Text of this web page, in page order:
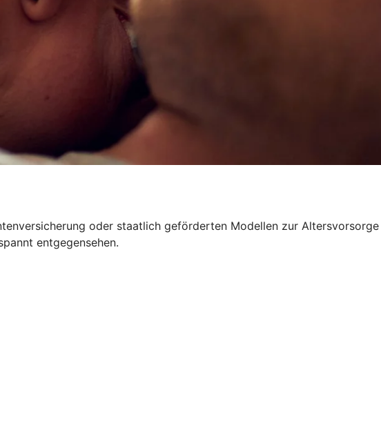
oder staatlich geförderten Modellen zur Altersvorsorge
entgegensehen.